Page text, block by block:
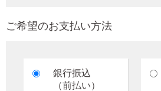
ご希望のお支払い方法
銀行振込
（前払い）